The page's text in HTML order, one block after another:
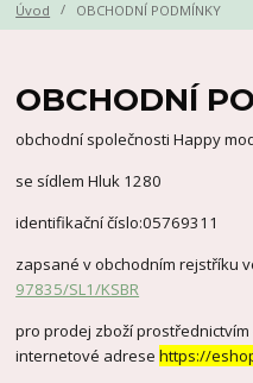
Úvod OBCHODNÍ PODMÍNKY
OBCHODNÍ
obchodní společnosti Happy
se sídlem Hluk 1280
identifikační číslo:05769311
zapsané v obchodním rejstříku
97835/SL1/KSBR
pro prodej zboží
internetové adresehttps://